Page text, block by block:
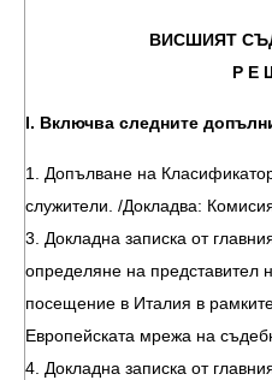
ВИСШИЯТ
Р Е
І. Включва следните
1. Допълване на
служители. /Докладва:
3. Докладна записка от
определяне на представител
посещение в Италия в
Европейската мрежа на
4. Докладна записка от